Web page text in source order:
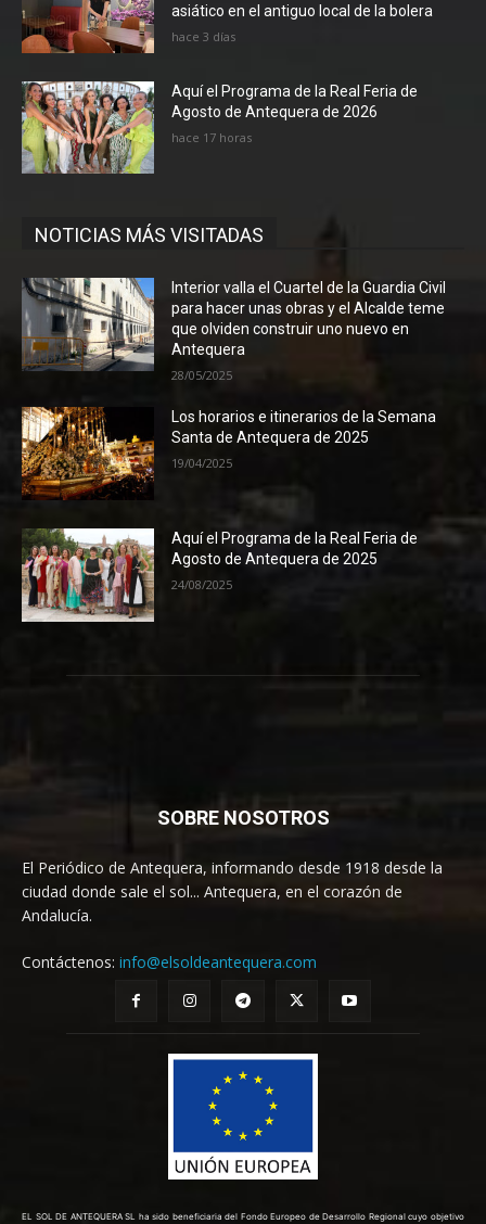
asiático en el antiguo local de la bolera
hace 3 días
Aquí el Programa de la Real Feria de
Agosto de Antequera de 2026
hace 17 horas
NOTICIAS MÁS VISITADAS
Interior valla el Cuartel de la Guardia Civil
para hacer unas obras y el Alcalde teme
que olviden construir uno nuevo en
Antequera
28/05/2025
Los horarios e itinerarios de la Semana
Santa de Antequera de 2025
19/04/2025
Aquí el Programa de la Real Feria de
Agosto de Antequera de 2025
24/08/2025
SOBRE NOSOTROS
El Periódico de Antequera, informando desde 1918 desde la
ciudad donde sale el sol... Antequera, en el corazón de
Andalucía.
Contáctenos: info@elsoldeantequera.com
EL SOL DE ANTEQUERA SL ha sido beneficiaria del Fondo Europeo de Desarrollo Regional cuyo objetivo